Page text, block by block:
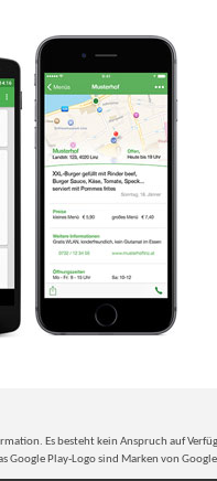
Es besteht kein Anspruch auf
Google Play-Logo sind Marken von